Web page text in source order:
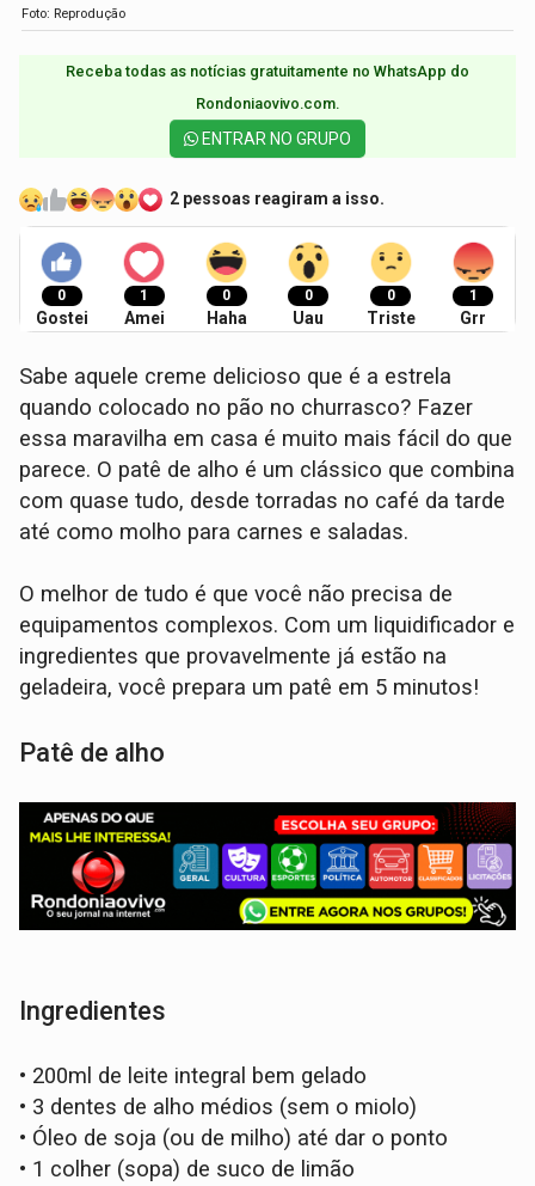
Foto: Reprodução
Receba todas as notícias gratuitamente no WhatsApp do
Rondoniaovivo.com.​
ENTRAR NO GRUPO
2 pessoas reagiram a isso.
0
Gostei
1
Amei
0
Haha
0
Uau
0
Triste
1
Grr
Sabe aquele creme delicioso que é a estrela
quando colocado no pão no churrasco? Fazer
essa maravilha em casa é muito mais fácil do que
parece. O patê de alho é um clássico que combina
com quase tudo, desde torradas no café da tarde
até como molho para carnes e saladas.
O melhor de tudo é que você não precisa de
equipamentos complexos. Com um liquidificador e
ingredientes que provavelmente já estão na
geladeira, você prepara um patê em 5 minutos!
Patê de alho
Ingredientes
• 200ml de leite integral bem gelado
• 3 dentes de alho médios (sem o miolo)
• Óleo de soja (ou de milho) até dar o ponto
• 1 colher (sopa) de suco de limão